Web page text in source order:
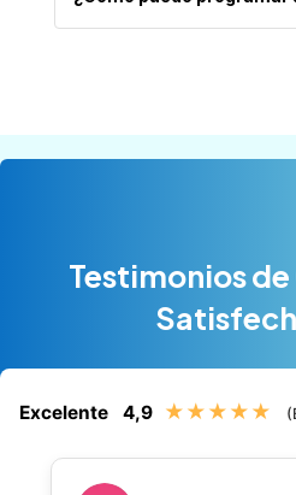
Testimonios
Excelente 4,9 ★★★★★